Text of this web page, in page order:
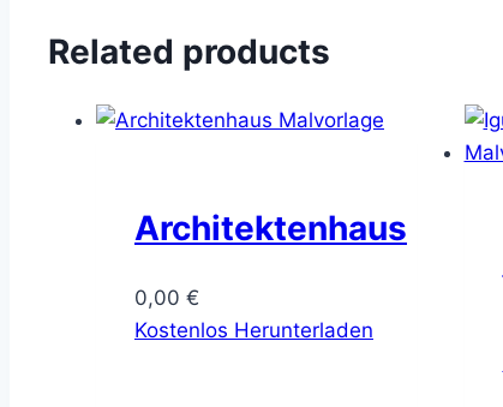
Related products
Architektenhaus
0,00 €
Kostenlos Herunterladen